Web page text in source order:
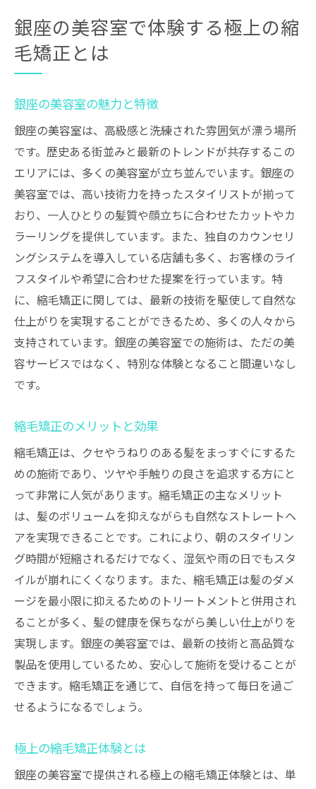
ご利用いただいたお客様の声
プロフェッショナルなスタッフによる理想のス
トレートヘア
縮毛矯正技術のポイント
スタッフの研修と技術向上
理想のストレートヘアの実現方法
スタッフの施術に対するこだわり
カウンセリングでのポイント
最新技術を駆使した銀座の美容室の縮毛矯正
最新技術の導入背景
縮毛矯正における最新技術の活用例
最新技術による髪へのダメージ軽減
最新技術を用いた施術の流れ
最新技術の効果と持続力
技術革新と今後の展望
髪質改善の重要性
自然な仕上がりを実現する方法
縮毛矯正後の髪の手入れ
髪質改善の具体的な効果
自然な仕上がりを保つコツ
お客様の体験談とその変化
高品質な製品で提供する極上の縮毛矯正体験
使用される高品質な製品の紹介
高品質な製品による効果と特徴
製品と技術の相乗効果
お客様の安心と信頼を得るために
高品質な製品の使用例とその効果
美容室選びのポイントとは
銀座の美容室の比較と選び方
銀座の美容室で体験する極上の縮
毛矯正とは
銀座の美容室の魅力と特徴
銀座の美容室は、高級感と洗練された雰囲気が漂う場所
です。歴史ある街並みと最新のトレンドが共存するこの
エリアには、多くの美容室が立ち並んでいます。銀座の
美容室では、高い技術力を持ったスタイリストが揃って
おり、一人ひとりの髪質や顔立ちに合わせたカットやカ
ラーリングを提供しています。また、独自のカウンセリ
ングシステムを導入している店舗も多く、お客様のライ
フスタイルや希望に合わせた提案を行っています。特
に、縮毛矯正に関しては、最新の技術を駆使して自然な
仕上がりを実現することができるため、多くの人々から
支持されています。銀座の美容室での施術は、ただの美
容サービスではなく、特別な体験となること間違いなし
です。
縮毛矯正のメリットと効果
縮毛矯正は、クセやうねりのある髪をまっすぐにするた
めの施術であり、ツヤや手触りの良さを追求する方にと
って非常に人気があります。縮毛矯正の主なメリット
は、髪のボリュームを抑えながらも自然なストレートヘ
アを実現できることです。これにより、朝のスタイリン
グ時間が短縮されるだけでなく、湿気や雨の日でもスタ
イルが崩れにくくなります。また、縮毛矯正は髪のダメ
ージを最小限に抑えるためのトリートメントと併用され
ることが多く、髪の健康を保ちながら美しい仕上がりを
実現します。銀座の美容室では、最新の技術と高品質な
製品を使用しているため、安心して施術を受けることが
できます。縮毛矯正を通じて、自信を持って毎日を過ご
せるようになるでしょう。
極上の縮毛矯正体験とは
銀座の美容室で提供される極上の縮毛矯正体験とは、単